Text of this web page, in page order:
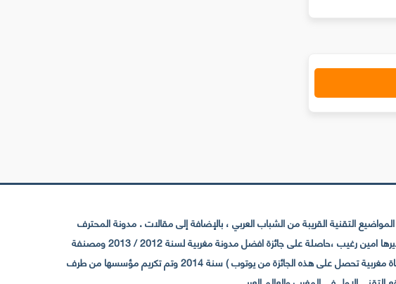
التقنية القريبة من الشباب العربي ، بالإضافة إلى مقالات . مدونة المحترف
تأسست سنة 2009 حيث تستقطب الآن عدد كبير من الزوار من كافة ربوع الوطن العربي ، حيث ان مقرها الرئيسي بالمغرب و مديرها امين رغيب ،حاصلة على جائزة افضل مدونة مغربية لسنة 2012 / 2013 ومصنفة
ضمن افضل 10 مدونات عربية حسب المركز الدولي للصحفيين ICFJ سنة 2013 وحاصلة على الجائزة الفضية من يوتوب (اول قناة مغربية تحصل على هذه الجائزة من يوتوب ) سنة 2014 وتم تكريم مؤسسها من طرف